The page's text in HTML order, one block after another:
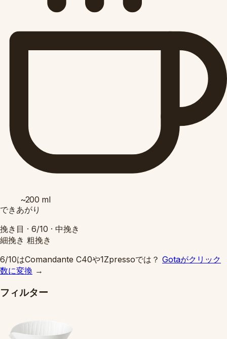
~200 ml
できあがり
挽き目 · 6/10 · 中挽き
細挽き 粗挽き
6/10はComandante C40や1Zpressoでは？ Gotaがクリック
数に変換 →
フィルター